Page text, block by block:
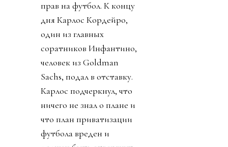
прав на футбол. К концу
дня Карлос Кордейро,
один из главных
соратников Инфантино,
человек из Goldman
Sachs, подал в отставку.
Карлос подчеркнул, что
ничего не знал о плане и
что план приватизации
футбола вреден и